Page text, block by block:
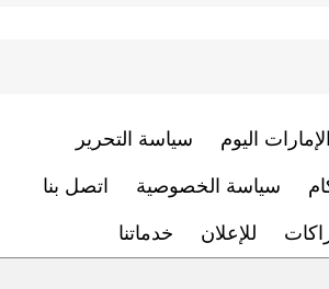
اليوم سياسة التحرير
سياسة الخصوصية اتصل بنا
للإعلان خدماتنا